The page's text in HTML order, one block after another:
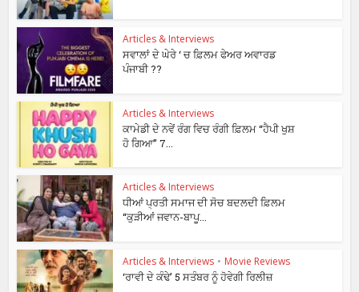
Articles & Interviews
ਸਵਾਲਾਂ ਦੇ ਘੇਰੇ ‘ ਚ ਫ਼ਿਲਮ ਫੇਅਰ ਅਵਾਰਡ
ਪੰਜਾਬੀ ??
Articles & Interviews
ਕਾਮੇਡੀ ਦੇ ਨਵੇਂ ਰੰਗ ਵਿਚ ਰੰਗੀ ਫ਼ਿਲਮ “ਹੈਪੀ ਖੁਸ਼
ਹੋ ਗਿਆ” 7...
Articles & Interviews
ਧੀਆਂ ਪ੍ਰਤੀ ਸਮਾਜ ਦੀ ਸੋਚ ਬਦਲਦੀ ਫ਼ਿਲਮ
“ਕੁੜੀਆਂ ਜਵਾਨ-ਬਾਪੂ...
Articles & Interviews • Movie Reviews
‘ਰਾਵੀ ਦੇ ਕੰਢੇ’ 5 ਸਤੰਬਰ ਨੂੰ ਹੋਵੇਗੀ ਰਿਲੀਜ਼